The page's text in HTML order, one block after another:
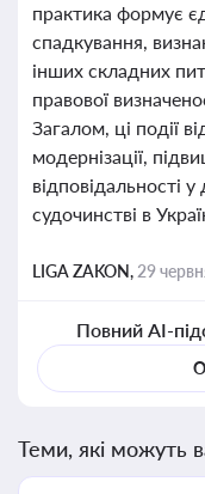
практика формує
спадкування,
інших складних
правової
Загалом, ці події
модернізації,
відповідальності
судочинстві в
LIGA ZAKON, 29
Повний AI-
Теми, які можуть